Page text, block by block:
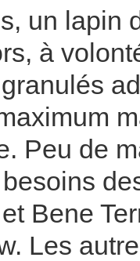
un lapin
à
Peu de
Bene
Les